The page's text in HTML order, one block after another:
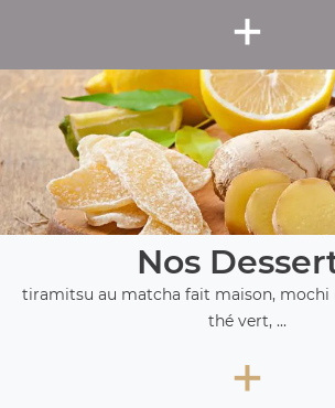
+
Nos
tiramitsu au matcha fait maison, mochi
thé vert, ...
+